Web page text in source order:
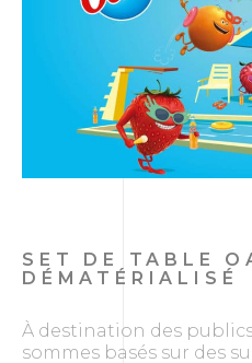
SET DE TABLE
DÉMATÉRIALISÉ
À destination des
sommes basés sur des